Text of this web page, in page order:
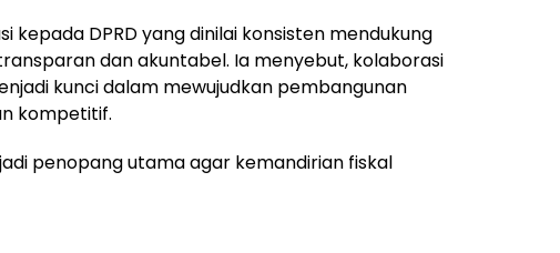
kepada DPRD yang dinilai konsisten mendukung
dan akuntabel. Ia menyebut, kolaborasi
kunci dalam mewujudkan pembangunan
kompetitif.
penopang utama agar kemandirian fiskal